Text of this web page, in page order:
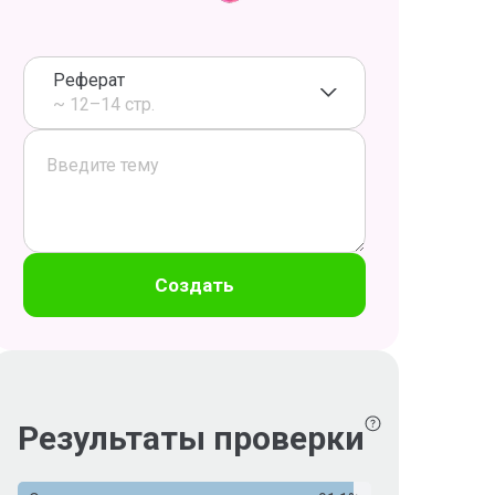
Реферат
~ 12–14 стр.
Создать
Результаты проверки